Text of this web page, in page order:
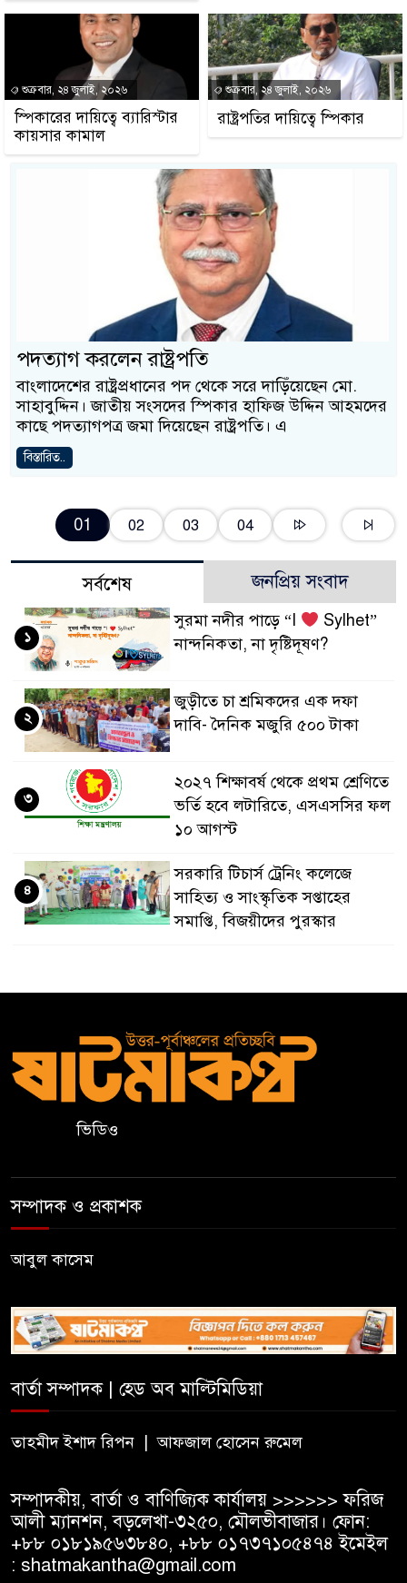
শুক্রবার, ২৪ জুলাই, ২০২৬
স্পিকারের দায়িত্বে ব্যারিস্টার
কায়সার কামাল
শুক্রবার, ২৪ জুলাই, ২০২৬
রাষ্ট্রপতির দায়িত্বে স্পিকার
পদত্যাগ করলেন রাষ্ট্রপতি
বাংলাদেশের রাষ্ট্রপ্রধানের পদ থেকে সরে দাড়িঁয়েছেন মো.
সাহাবুদ্দিন। জাতীয় সংসদের স্পিকার হাফিজ উদ্দিন আহমদের
কাছে পদত্যাগপত্র জমা দিয়েছেন রাষ্ট্রপতি। এ
বিস্তারিত..
01 02 03 04
সর্বশেষ জনপ্রিয় সংবাদ
সুরমা নদীর পাড়ে “I
Sylhet”
নান্দনিকতা, না দৃষ্টিদূষণ?
১
জুড়ীতে চা শ্রমিকদের এক দফা
দাবি- দৈনিক মজুরি ৫০০ টাকা
২
২০২৭ শিক্ষাবর্ষ থেকে প্রথম শ্রেণিতে
ভর্তি হবে লটারিতে, এসএসসির ফল
১০ আগস্ট
৩
সরকারি টিচার্স ট্রেনিং কলেজে
সাহিত্য ও সাংস্কৃতিক সপ্তাহের
সমাপ্তি, বিজয়ীদের পুরস্কার
৪
বিদ্যালয়ে জুলাই গণঅভ্যুত্থান দিবস
বড়লেখায় জুলাই শহীদদের স্মরণে
মাসব্যাপী বৃক্ষরোপণ কর্মসূচির
উদ্বোধন
৬
ইউওয়াইপি সিলেটের অ্যালামনাই
৮
দক্ষিণ সুরমা সরকারি কলেজে
জুলাই গণঅভ্যুত্থান দিবস উপলক্ষে
৯
সহিংসতা ও বাল্যবিবাহ প্রতিরোধে
ভিডিও
সম্পাদক ও প্রকাশক
আবুল কাসেম
বার্তা সম্পাদক | হেড অব মাল্টিমিডিয়া
তাহমীদ ইশাদ রিপন | আফজাল হোসেন রুমেল
সম্পাদকীয়, বার্তা ও বাণিজ্যিক কার্যালয় >>>>>> ফরিজ
আলী ম্যানশন, বড়লেখা-৩২৫০, মৌলভীবাজার। ফোন:
+৮৮ ০১৮১৯৫৬৩৮৪০, +৮৮ ০১৭৩৭১০৫৪৭৪ ইমেইল
: shatmakantha@gmail.com